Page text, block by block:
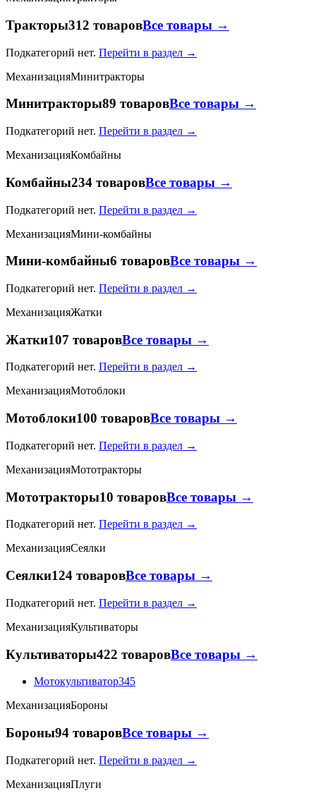
Тракторы312 товаровВсе товары →
Подкатегорий нет. Перейти в раздел →
МеханизацияМинитракторы
Минитракторы89 товаровВсе товары →
Подкатегорий нет. Перейти в раздел →
МеханизацияКомбайны
Комбайны234 товаровВсе товары →
Подкатегорий нет. Перейти в раздел →
МеханизацияМини-комбайны
Мини-комбайны6 товаровВсе товары →
Подкатегорий нет. Перейти в раздел →
МеханизацияЖатки
Жатки107 товаровВсе товары →
Подкатегорий нет. Перейти в раздел →
МеханизацияМотоблоки
Мотоблоки100 товаровВсе товары →
Подкатегорий нет. Перейти в раздел →
МеханизацияМототракторы
Мототракторы10 товаровВсе товары →
Подкатегорий нет. Перейти в раздел →
МеханизацияСеялки
Сеялки124 товаровВсе товары →
Подкатегорий нет. Перейти в раздел →
МеханизацияКультиваторы
Культиваторы422 товаровВсе товары →
Мотокультиватор345
МеханизацияБороны
Бороны94 товаровВсе товары →
Подкатегорий нет. Перейти в раздел →
МеханизацияПлуги